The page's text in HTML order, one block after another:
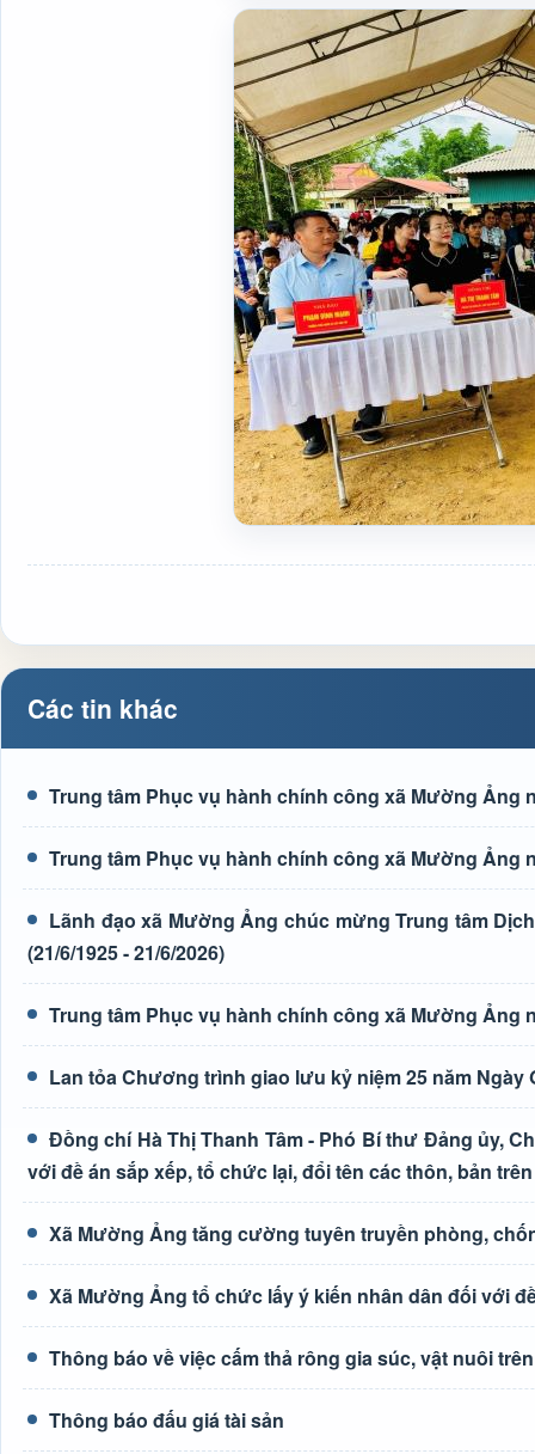
Các tin khác
Trung tâm Phục vụ hành chính công xã Mường Ảng
Trung tâm Phục vụ hành chính công xã Mường Ảng
Lãnh đạo xã Mường Ảng chúc mừng Trung tâm
(21/6/1925 - 21/6/2026)
Trung tâm Phục vụ hành chính công xã Mường Ảng
Lan tỏa Chương trình giao lưu kỷ niệm 25 năm Ngày
Đồng chí Hà Thị Thanh Tâm - Phó Bí thư Đảng ủy,
với đề án sắp xếp, tổ chức lại, đổi tên các thôn, bản
Xã Mường Ảng tăng cường tuyên truyền phòng,
Xã Mường Ảng tổ chức lấy ý kiến nhân dân đối với
Thông báo về việc cấm thả rông gia súc, vật nuôi
Thông báo đấu giá tài sản